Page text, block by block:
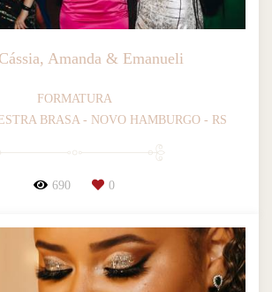
Amanda & Emanueli
FORMATURA
BRASA - NOVO HAMBURGO - RS
690 0